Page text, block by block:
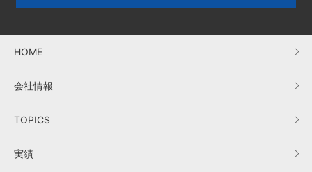
HOME
会社情報
TOPICS
実績